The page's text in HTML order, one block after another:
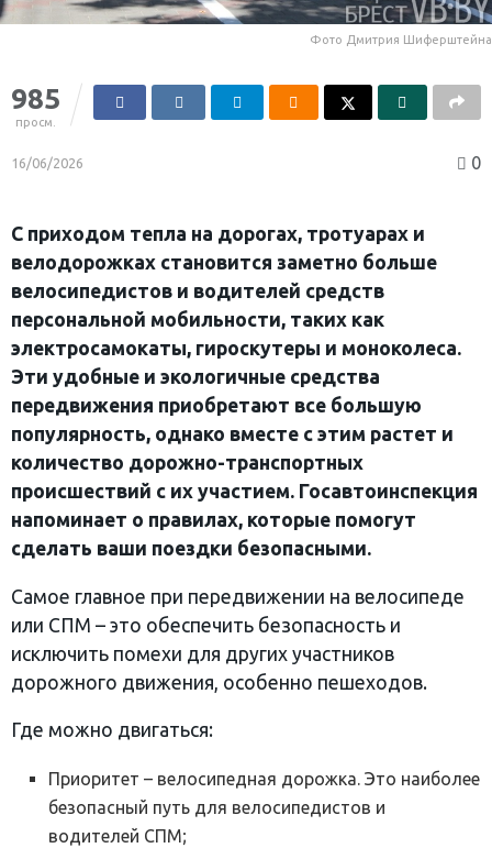
Фото Дмитрия Шиферштейна
985
просм.
16/06/2026 0
С приходом тепла на дорогах, тротуарах и
велодорожках становится заметно больше
велосипедистов и водителей средств
персональной мобильности, таких как
электросамокаты, гироскутеры и моноколеса.
Эти удобные и экологичные средства
передвижения приобретают все большую
популярность, однако вместе с этим растет и
количество дорожно-транспортных
происшествий с их участием. Госавтоинспекция
напоминает о правилах, которые помогут
сделать ваши поездки безопасными.
Самое главное при передвижении на велосипеде
или СПМ – это обеспечить безопасность и
исключить помехи для других участников
дорожного движения, особенно пешеходов.
Где можно двигаться:
Приоритет – велосипедная дорожка. Это наиболее
безопасный путь для велосипедистов и
водителей СПМ;